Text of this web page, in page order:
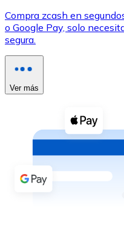
Ver todo
Efectivo
Compra
Transferencia SEPA
Comprar con
Compra zcash en
o Google Pay, solo
segura.
Ver más